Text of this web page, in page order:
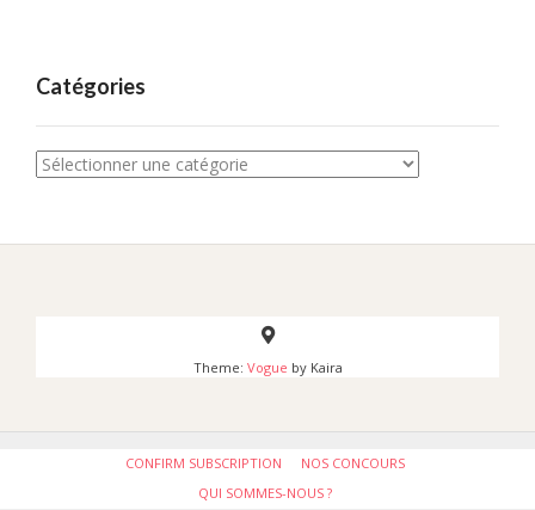
Catégories
Catégories
Theme: Vogue by Kaira
CONFIRM SUBSCRIPTION
NOS CONCOURS
QUI SOMMES-NOUS ?